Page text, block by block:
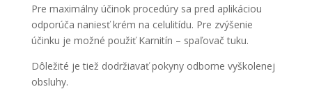
Pre maximálny účinok procedúry sa pred aplikáciou
odporúča naniesť krém na celulitídu. Pre zvýšenie
účinku je možné použiť Karnitín – spaľovač tuku.
Dôležité je tiež dodržiavať pokyny odborne vyškolenej
obsluhy.